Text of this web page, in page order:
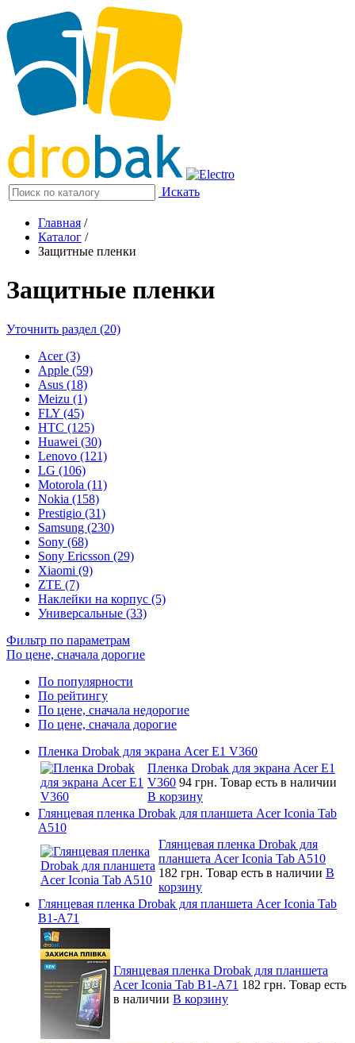
Искать
Главная /
Каталог /
Защитные пленки
Защитные пленки
Уточнить раздел (20)
Acer (3)
Apple (59)
Asus (18)
Meizu (1)
FLY (45)
HTC (125)
Huawei (30)
Lenovo (121)
LG (106)
Motorola (11)
Nokia (158)
Prestigio (31)
Samsung (230)
Sony (68)
Sony Ericsson (29)
Xiaomi (9)
ZTE (7)
Наклейки на корпус (5)
Универсальные (33)
Фильтр по параметрам
По цене, сначала дорогие
По популярности
По рейтингу
По цене, сначала недорогие
По цене, сначала дорогие
Пленка Drobak для экрана Acer E1 V360
Пленка Drobak для экрана Acer E1
V360 94 грн. Товар есть в наличии
В корзину
Глянцевая пленка Drobak для планшета Acer Iconia Tab
A510
Глянцевая пленка Drobak для
планшета Acer Iconia Tab A510
182 грн. Товар есть в наличии В
корзину
Глянцевая пленка Drobak для планшета Acer Iconia Tab
B1-A71
Глянцевая пленка Drobak для планшета
Acer Iconia Tab B1-A71 182 грн. Товар есть
в наличии В корзину